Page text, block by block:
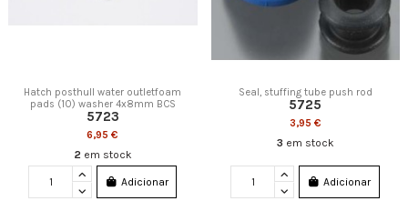
Hatch posthull water outletfoam
pads (10) washer 4x8mm BCS
5723
6,95 €
2 em stock
Adicionar
Seal, stuffing tube push rod
5725
3,95 €
3 em stock
Adicionar